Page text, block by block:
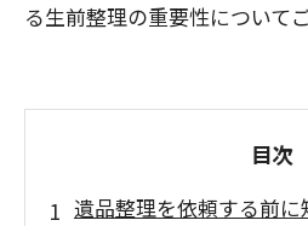
る生前整理の重要性について
目次
遺品整理を依頼する前に